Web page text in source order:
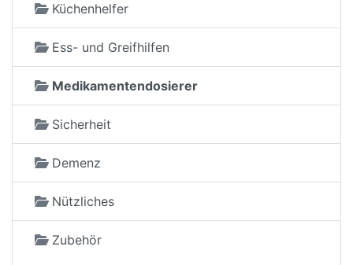
Küchenhelfer
Ess- und Greifhilfen
Medikamentendosierer
Sicherheit
Demenz
Nützliches
Zubehör